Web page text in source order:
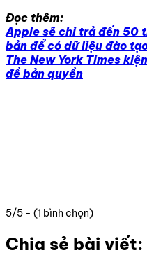
Đọc thêm:
Apple sẽ chi trả đến 50
bản để có dữ liệu đào
The New York Times
đề bản quyền
5/5 - (1 bình chọn)
Chia sẻ bài viết: